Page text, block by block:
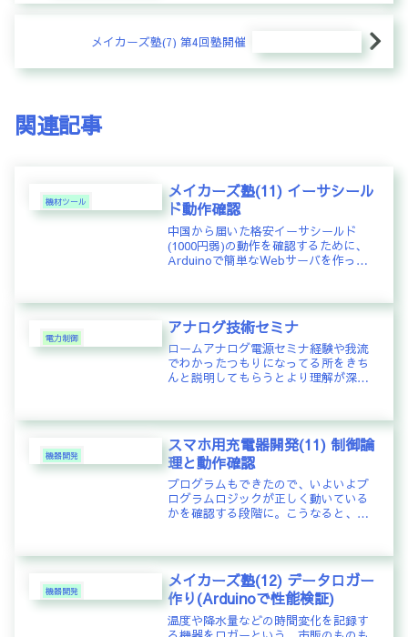
メイカーズ塾(7) 第4回塾開催
関連記事
機材ツール
メイカーズ塾(11) イーサシール
ド動作確認
中国から届いた格安イーサシールド
(1000円弱)の動作を確認するために、
Arduinoで簡単なWebサーバを作って
からWebブラウザ経由でアクセスして
LED...
電力制御
アナログ技術セミナ
ロームアナログ電源セミナ経験や我流
でわかったつもりになってる所をきち
んと説明してもらうとより理解が深ま
ので大変役に立ちます。が、人気が高
くてなかなか抽選に当たりません。今
回...
機器開発
スマホ用充電器開発(11) 制御論
理と動作確認
プログラムもできたので、いよいよプ
ログラムロジックが正しく動いている
かを確認する段階に。こうなると、オ
い。Exif_JPEG_PICTUREPWM周期は
先ずは40kHzで。...
機器開発
メイカーズ塾(12) データロガー
作り(Arduinoで性能検証)
温度や降水量などの時間変化を記録す